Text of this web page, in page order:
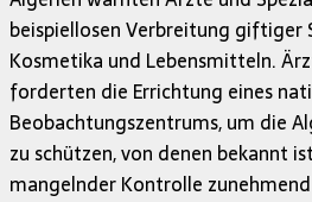
beispiellosen Verbreitung giftiger
Kosmetika und Lebensmitteln.
forderten die Errichtung eines
Beobachtungszentrums, um die
zu schützen, von denen bekannt
mangelnder Kontrolle